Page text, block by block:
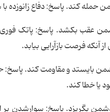
حمله کند. پاسخ: دفاع
عقب بکشد. پاسخ: پاتک
فرصت بازآرایی بیابد.
بایستد و مقاومت کند.
یا خطا کند.
بگریزد. پاسخ: سوارشدن